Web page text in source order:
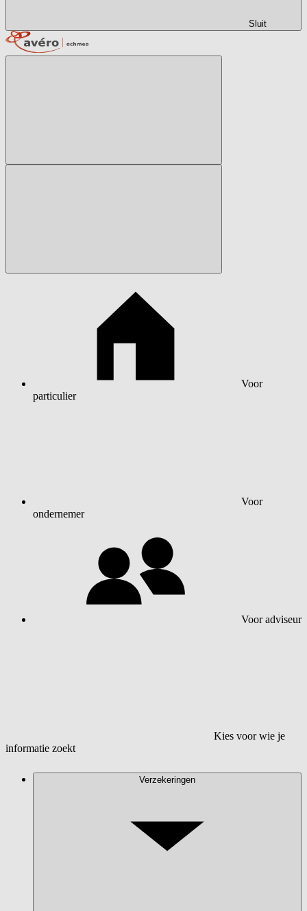
Sluit
Voor
particulier
Voor
ondernemer
Voor adviseur
Kies voor wie je
informatie zoekt
Verzekeringen